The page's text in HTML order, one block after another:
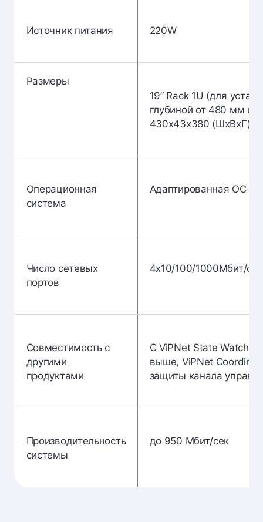
Источник питания 220W
Размеры
19” Rack 1U (для
глубиной от 480 мм и
430х43х380 (ШхВхГ)
Операционная
система
Адаптированная ОС
Число сетевых
портов
4x10/100/1000Мбит/c
Совместимость с
другими
продуктами
С ViPNet State Watcher
выше, ViPNet
защиты канала
Производительность
системы
до 950 Мбит/сек